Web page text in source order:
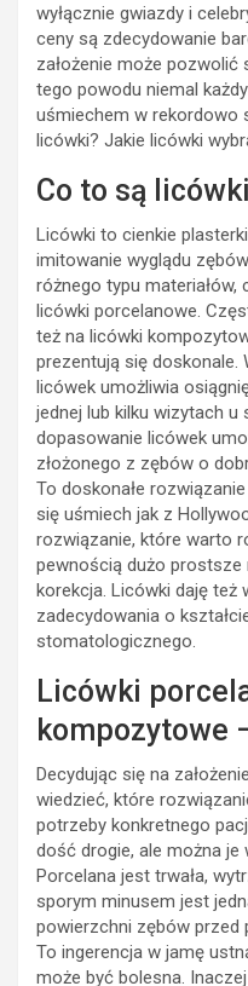
wyłącznie gwiazdy i
ceny są zdecydowanie
założenie może
tego powodu niemal
uśmiechem w rekordowo
licówki? Jakie licówki
Co to są
Licówki to cienkie
imitowanie wyglądu
różnego typu materiałów,
licówki porcelanowe.
też na licówki
prezentują się doskonale.
licówek umożliwia
jednej lub kilku wizytach
dopasowanie licówek
złożonego z zębów o
To doskonałe
się uśmiech jak z
rozwiązanie, które warto
pewnością dużo prostsze
korekcja. Licówki daję też
zadecydowania o
stomatologicznego.
Licówki
kompozytowe
Decydując się na
wiedzieć, które
potrzeby konkretnego
dość drogie, ale można je
Porcelana jest trwała,
sporym minusem jest
powierzchni zębów przed
To ingerencja w jamę
może być bolesna.